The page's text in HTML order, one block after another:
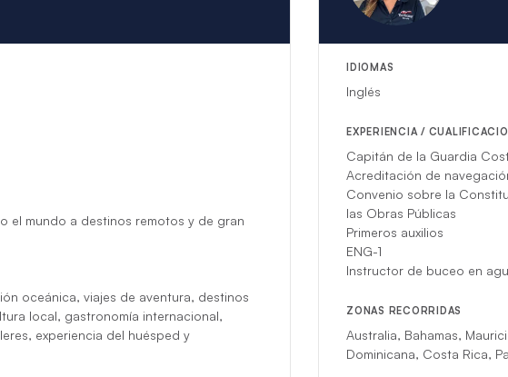
el mundo a destinos remotos y de gran
oceánica, viajes de aventura, destinos
local, gastronomía internacional,
experiencia del huésped y
IDIOMAS
Inglés
EXPERIENCIA /
Capitán de la Guardia
Acreditación de
Convenio sobre la
las Obras Públicas
Primeros auxilios
ENG-1
Instructor de buceo en
ZONAS RECORRIDAS
Australia, Bahamas,
Dominicana, Costa Rica,